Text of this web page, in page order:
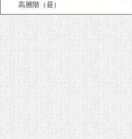
高層階（昼）